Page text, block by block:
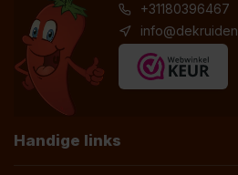
+31180396467
Handige links